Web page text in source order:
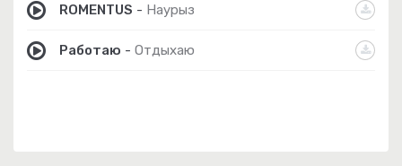
ROMENTUS - Наурыз
Работаю - Отдыхаю